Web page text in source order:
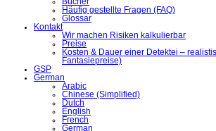
Häufig gestellte Fragen (FAQ)
Glossar
Kontakt
Wir machen Risiken kalkulierbar
Preise
Kosten & Dauer einer Detektei –
Fantasiepreise)
GSP
German
Arabic
Chinese (Simplified)
Dutch
English
French
German